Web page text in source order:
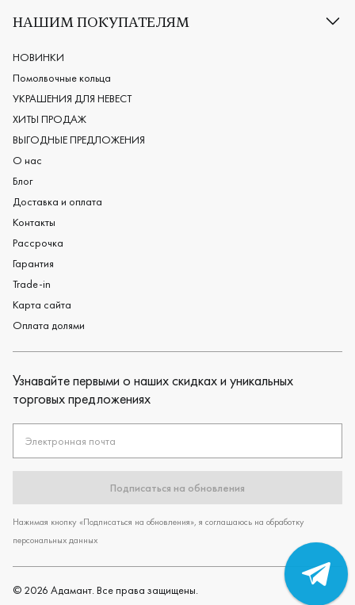
Европейские обручальные кольца
Мужские обручальные кольца
Женские обручальные кольца
Обручальные кольца из платины
Дизайнерские обручальные кольца
Черные обручальные кольца
НАШИМ ПОКУПАТЕЛЯМ
НОВИНКИ
Помолвочные кольца
УКРАШЕНИЯ ДЛЯ НЕВЕСТ
ХИТЫ ПРОДАЖ
ВЫГОДНЫЕ ПРЕДЛОЖЕНИЯ
О нас
Блог
Доставка и оплата
Контакты
Рассрочка
Гарантия
Trade-in
Карта сайта
Оплата долями
Узнавайте первыми о наших скидках и уникальных
торговых предложениях
Электронная почта
Подписаться на обновления
Нажимая кнопку «Подписаться на обновления», я соглашаюсь на обработку
персональных данных
© 2026 Адамант. Все права защищены.